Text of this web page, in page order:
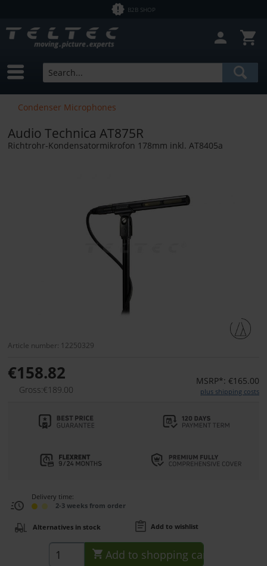
B2B SHOP
Condenser Microphones
Audio Technica AT875R
Richtrohr-Kondensatormikrofon 178mm inkl. AT8405a
Article number: 12250329
€158.82
Gross:€189.00
MSRP*: €165.00
plus shipping costs
Delivery time:
2-3 weeks from order
Alternatives in stock Add to wishlist
Add to shopping cart
In Stock
Brands
from €6.88 to €1116.81